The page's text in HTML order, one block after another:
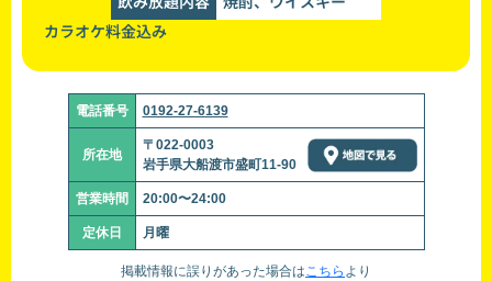
カラオケ料金込み
電話番号 0192-27-6139
所在地
〒022-0003
岩手県大船渡市盛町11-90
営業時間 20:00〜24:00
定休日 月曜
掲載情報に誤りがあった場合はこちら より